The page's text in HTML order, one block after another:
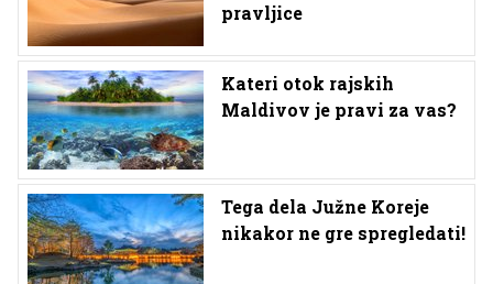
pravljice
Kateri otok rajskih
Maldivov je pravi za vas?
Tega dela Južne Koreje
nikakor ne gre spregledati!